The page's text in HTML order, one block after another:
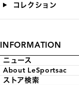
コレクション
INFORMATION
ニュース
About LeSportsac
ストア検索